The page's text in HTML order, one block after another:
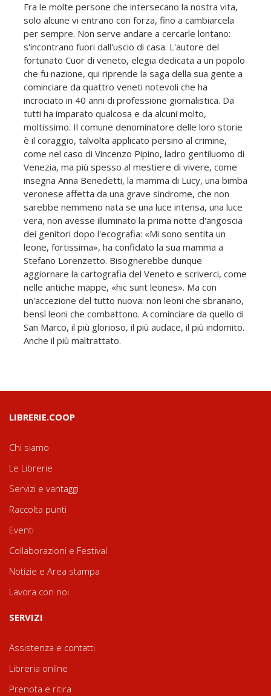
Fra le molte persone che intersecano la nostra vita,
solo alcune vi entrano con forza, fino a cambiarcela
per sempre. Non serve andare a cercarle lontano:
s'incontrano fuori dall'uscio di casa. L'autore del
fortunato Cuor di veneto, elegia dedicata a un popolo
che fu nazione, qui riprende la saga della sua gente a
cominciare da quattro veneti notevoli che ha
incrociato in 40 anni di professione giornalistica. Da
tutti ha imparato qualcosa e da alcuni molto,
moltissimo. Il comune denominatore delle loro storie
è il coraggio, talvolta applicato persino al crimine,
come nel caso di Vincenzo Pipino, ladro gentiluomo di
Venezia, ma più spesso al mestiere di vivere, come
insegna Anna Benedetti, la mamma di Lucy, una bimba
veronese affetta da una grave sindrome, che non
sarebbe nemmeno nata se una luce intensa, una luce
vera, non avesse illuminato la prima notte d'angoscia
dei genitori dopo l'ecografia: «Mi sono sentita un
leone, fortissima», ha confidato la sua mamma a
Stefano Lorenzetto. Bisognerebbe dunque
aggiornare la cartografia del Veneto e scriverci, come
nelle antiche mappe, «hic sunt leones». Ma con
un'accezione del tutto nuova: non leoni che sbranano,
bensì leoni che combattono. A cominciare da quello di
San Marco, il più glorioso, il più audace, il più indomito.
Anche il più maltrattato.
LIBRERIE.COOP
Chi siamo
Le Librerie
Servizi e vantaggi
Raccolta punti
Eventi
Collaborazioni e Festival
Notizie e Area stampa
Lavora con noi
SERVIZI
Assistenza e contatti
Libreria online
Prenota e ritira